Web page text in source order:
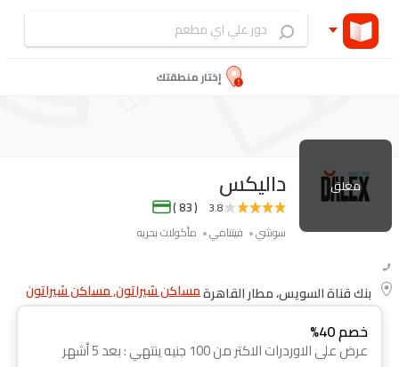
إختار منطقتك
مغلق داليكس
3.8
( 83 )
سوشي فيتنامي مأكولات بحريه
بنك قناة السويس، مطار القاهرةمساكن شيراتون, مساكن شيراتون
خصم 40%
عرض على الاوردرات الاكتر من 100 جنيه ينتهي : بعد 5 أشهر